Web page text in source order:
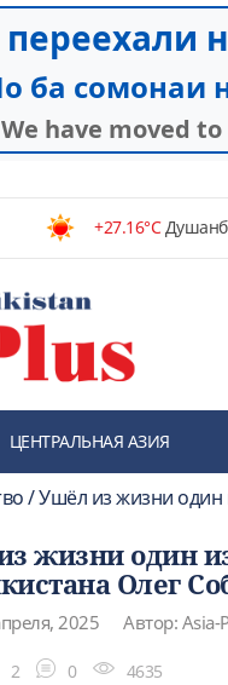
+27.16°C
ЦЕНТРАЛЬНАЯ АЗИЯ
/ Ушёл из жизни один
жизни один
Олег
2025 Автор: Asia-
2 0 4635